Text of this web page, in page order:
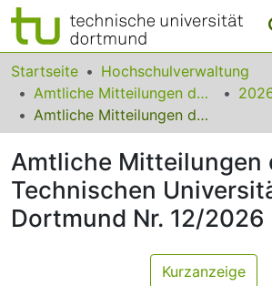
Bereiche & Sammlungen
Das gesamte Repositorium
FAQ
Leitlinien
Zurück zur Startseite
Startseite
Hochschulverwaltung
Amtliche Mitteilungen der Technischen Universität Dortmund
Amtliche Mitteilungen der Technischen Universität Dortmund Nr. 12/2026
Amtliche Mitteilungen
Technischen
Dortmund Nr. 12/2026
Kurzanzeige